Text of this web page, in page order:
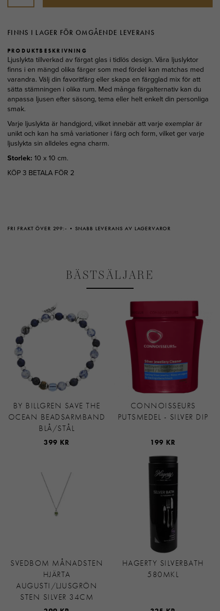
PRODUKTBESKRIVNING
Ljuslykta tillverkad av färgat glas i tidlös design. Våra ljuslyktor
finns i en mängd olika färger som med fördel kan matchas med
varandra. Välj din favoritfärg eller skapa en färgglad mix för att
sätta stämningen i olika rum. Med många färgalternativ kan du
anpassa ljusen efter säsong, tema eller helt enkelt din personliga
smak.
Varje ljuslykta är handgjord, vilket innebär att varje exemplar är
unikt och kan ha små variationer i färg och form, vilket ger varje
ljuslykta sin alldeles egna charm.
Storlek: 10 x 10 cm.
KÖP 3 BETALA FÖR 2
FINNS I LAGER FÖR OMGÅENDE LEVERANS
FRI FRAKT ÖVER 299:- SNABB LEVERANS AV LAGERVAROR
BÄSTSÄLJARE
BY BILLGREN SAVE THE
OCEAN BEADSARMBAND
BLÅ/STÅL
399 KR
CONNOISSEURS
PUTSMEDEL - SILVER DIP
199 KR
SVEDBOM MÅNADSTEN
HJÄRTA
AUGUSTI/LJUSGRÖN
STEN SILVER 34CM
HAGERTY SILVERBATH
580MKL